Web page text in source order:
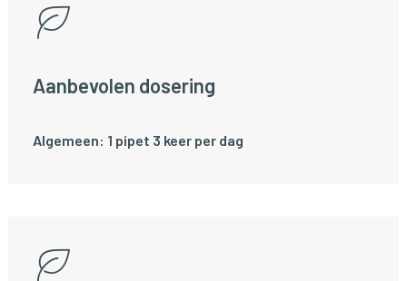
Aanbevolen dosering
Algemeen: 1 pipet 3 keer per dag